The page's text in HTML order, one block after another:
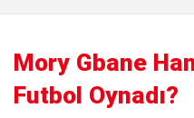
Mory Gbane
Futbol Oynadı?